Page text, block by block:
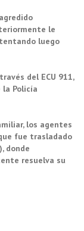
le
luego
del ECU 911,
Policía
los agentes
fue trasladado
donde
resuelva su